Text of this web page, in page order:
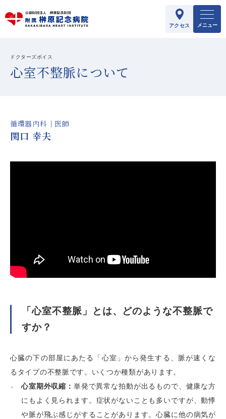
アクセス メニュー
ドクターズボイス
心室不整脈について
循環器内科｜医師
関口 幸夫
「心室不整脈」とは、どのような不整脈で
すか？
心臓の下の部屋にあたる「心室」から発生する、脈が速くな
るタイプの不整脈です。いくつか種類があります。
心室期外収縮： 単発で異常な拍動が出るもので、健康な方
にもよく見られます。症状がないことも多いですが、動悸
や脈が飛ぶ感じがすることがあります。心臓に他の病気が